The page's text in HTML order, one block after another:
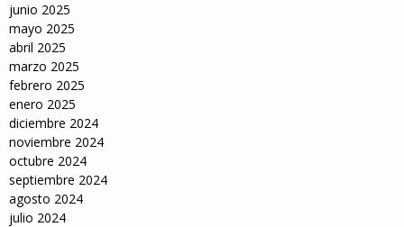
junio 2025
mayo 2025
abril 2025
marzo 2025
febrero 2025
enero 2025
diciembre 2024
noviembre 2024
octubre 2024
septiembre 2024
agosto 2024
julio 2024